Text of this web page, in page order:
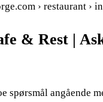
› restaurant ›
& Rest |
spørsmål angående